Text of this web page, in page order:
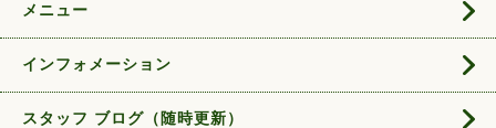
メニュー
インフォメーション
スタッフ ブログ（随時更新）